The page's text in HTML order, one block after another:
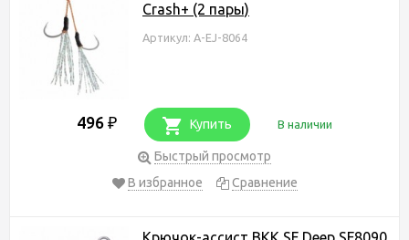
Crash+ (2 пары)
Артикул: A-EJ-8064
496 ₽ Купить В наличии
Быстрый просмотр
В избранное
Сравнение